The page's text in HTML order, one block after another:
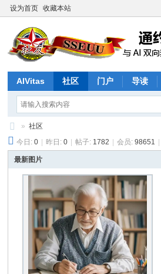
设为首页 收藏本站
AIVitas 社区 门户 导读
通
约
» 社区
今日:0 昨日:0 帖子: 1782 会员:98651
最新图片